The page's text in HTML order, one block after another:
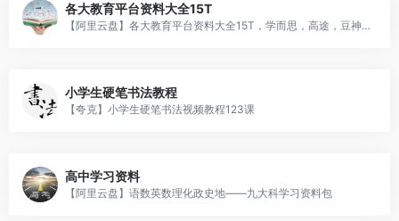
各大教育平台资料大全15T
【阿里云盘】各大教育平台资料大全15T，学而思，高途，豆神，得到，樊登，喜马拉雅，网易，湛卢，混沌大学，拉钩教育，虎课，大鹏，等等
小学生硬笔书法教程
【夸克】小学生硬笔书法视频教程123课
高中学习资料
【阿里云盘】语数英数理化政史地——九大科学习资料包